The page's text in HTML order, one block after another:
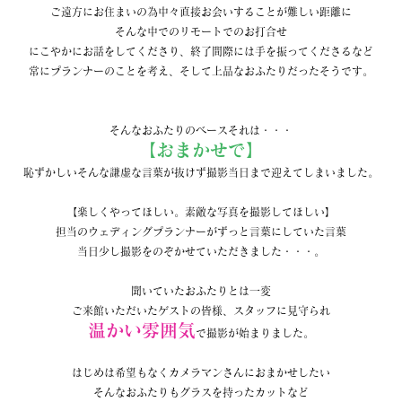
ご遠方にお住まいの為中々直接お会いすることが難しい距離に
そんな中でのリモートでのお打合せ
にこやかにお話をしてくださり、終了間際には手を振ってくださるなど
常にプランナーのことを考え、そして上品なおふたりだったそうです。
そんなおふたりのベースそれは・・・
【おまかせで】
恥ずかしいそんな謙虚な言葉が抜けず撮影当日まで迎えてしまいました。
【楽しくやってほしい。素敵な写真を撮影してほしい】
担当のウェディングプランナーがずっと言葉にしていた言葉
当日少し撮影をのぞかせていただきました・・・。
聞いていたおふたりとは一変
ご来館いただいたゲストの皆様、スタッフに見守られ
温かい雰囲気で撮影が始まりました。
はじめは希望もなくカメラマンさんにおまかせしたい
そんなおふたりもグラスを持ったカットなど